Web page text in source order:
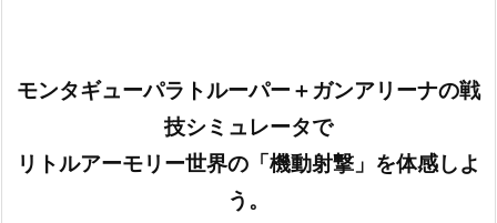
モンタギューパラトルーパー＋ガンアリーナの戦
技シミュレータで
リトルアーモリー世界の「機動射撃」を体感しよ
う。